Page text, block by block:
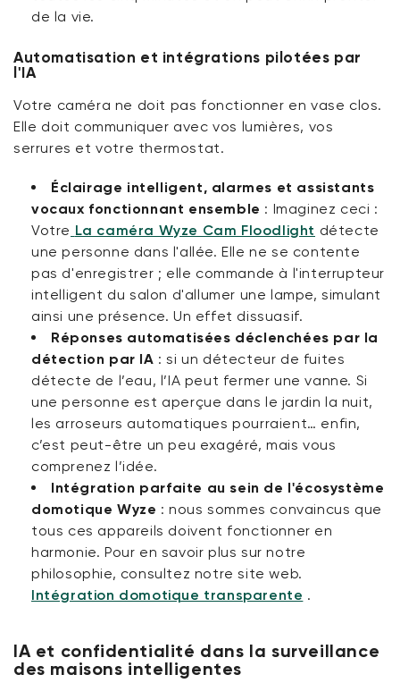
de la vie.
Automatisation et intégrations pilotées par
l'IA
Votre caméra ne doit pas fonctionner en vase clos.
Elle doit communiquer avec vos lumières, vos
serrures et votre thermostat.
Éclairage intelligent, alarmes et assistants
vocaux fonctionnant ensemble : Imaginez ceci :
Votre La caméra Wyze Cam Floodlight détecte
une personne dans l'allée. Elle ne se contente
pas d'enregistrer ; elle commande à l'interrupteur
intelligent du salon d'allumer une lampe, simulant
ainsi une présence. Un effet dissuasif.
Réponses automatisées déclenchées par la
détection par IA : si un détecteur de fuites
détecte de l’eau, l’IA peut fermer une vanne. Si
une personne est aperçue dans le jardin la nuit,
les arroseurs automatiques pourraient… enfin,
c’est peut-être un peu exagéré, mais vous
comprenez l’idée.
Intégration parfaite au sein de l'écosystème
domotique Wyze : nous sommes convaincus que
tous ces appareils doivent fonctionner en
harmonie. Pour en savoir plus sur notre
philosophie, consultez notre site web.
Intégration domotique transparente .
IA et confidentialité dans la surveillance
des maisons intelligentes